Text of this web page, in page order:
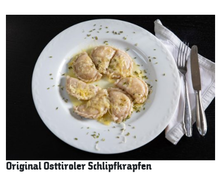
Original Osttiroler Schlipfkrapfen